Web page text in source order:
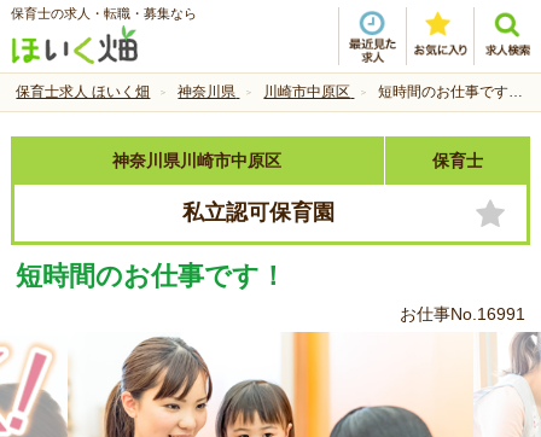
保育士の求人・転職・募集なら
保育士求人 ほいく畑 神奈川県 川崎市中原区 短時間のお仕事です！
神奈川県川崎市中原区 保育士
私立認可保育園
短時間のお仕事です！
お仕事No.16991